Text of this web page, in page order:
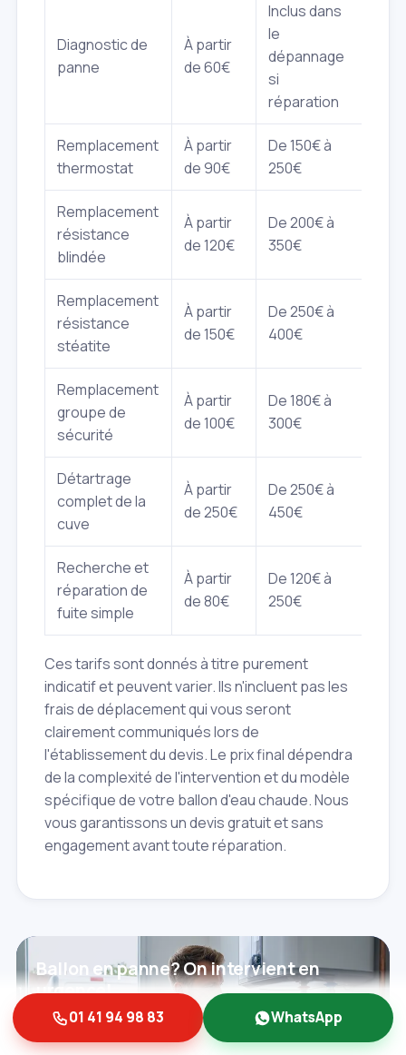
Diagnostic de
panne
À partir
de 60€
Inclus dans
le
dépannage
si
réparation
Remplacement
thermostat
À partir
de 90€
De 150€ à
250€
Remplacement
résistance
blindée
À partir
de 120€
De 200€ à
350€
Remplacement
résistance
stéatite
À partir
de 150€
De 250€ à
400€
Remplacement
groupe de
sécurité
À partir
de 100€
De 180€ à
300€
Détartrage
complet de la
cuve
À partir
de 250€
De 250€ à
450€
Recherche et
réparation de
fuite simple
À partir
de 80€
De 120€ à
250€
Ces tarifs sont donnés à titre purement
indicatif et peuvent varier. Ils n'incluent pas les
frais de déplacement qui vous seront
clairement communiqués lors de
l'établissement du devis. Le prix final dépendra
de la complexité de l'intervention et du modèle
spécifique de votre ballon d'eau chaude. Nous
vous garantissons un devis gratuit et sans
engagement avant toute réparation.
Ballon en panne? On intervient en
urgence!
01 41 94 98 83 WhatsApp